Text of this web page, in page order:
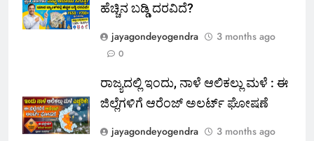
ಹೆಚ್ಚಿನ ಬಡ್ಡಿ ದರವಿದೆ?
jayagondeyogendra
3 months ago
0
ರಾಜ್ಯದಲ್ಲಿ ಇಂದು, ನಾಳೆ ಆಲಿಕಲ್ಲು ಮಳೆ : ಈ
ಜಿಲ್ಲೆಗಳಿಗೆ ಆರೆಂಜ್ ಅಲರ್ಟ್ ಘೋಷಣೆ
jayagondeyogendra
3 months ago